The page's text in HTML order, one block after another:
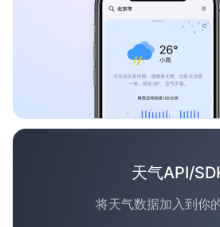
天气API/
将天气数据加入到你